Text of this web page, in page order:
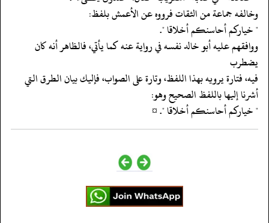
‏‏‏‏وخالفه جماعة من الثقات فرووه عن الأعمش بلفظ:
‏‏‏‏" خياركم أحاسنكم أخلاقا ".
‏‏‏‏ووافقهم عليه أبو خالد نفسه في رواية عنه كما يأتي، فالظاهر أنه كان
يضطرب
‏‏‏‏فيه، فتارة يرويه بهذا اللفظ، وتارة على الصواب، فإليك بيان الطرق التي
‏‏‏‏أشرنا إليها باللفظ الصحيح وهو:
‏‏‏‏" خياركم أحاسنكم أخلاقا ". ¤